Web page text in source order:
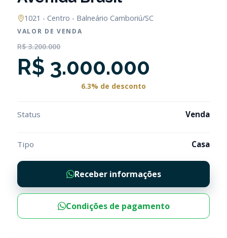
1021 - Centro - Balneário Camboriú/SC
VALOR DE VENDA
R$ 3.200.000
R$ 3.000.000
6.3% de desconto
Status Venda
Tipo Casa
Receber informações
Condições de pagamento